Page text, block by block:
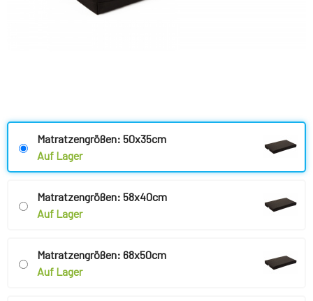
Matratzengrößen: 50x35cm
Auf Lager
Matratzengrößen: 58x40cm
Auf Lager
Matratzengrößen: 68x50cm
Auf Lager